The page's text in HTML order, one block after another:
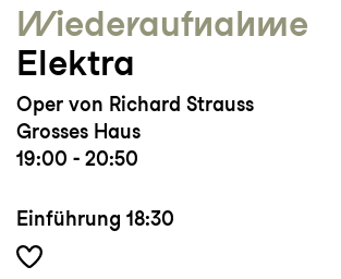
Wieder­aufnahme
Elektra
Oper von Richard Strauss
Grosses Haus
19:00 - 20:50
Einführung 18:30